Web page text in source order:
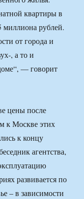
квартиры в
миллиона рублей.
от города и
, а то и
— говорит
цены после
к Москве этих
к концу
агентства,
развивается по
– в зависимости